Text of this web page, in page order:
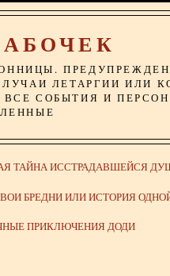
ЛЕТАРГИИ ИЛИ
СОБЫТИЯ И
ТАЙНА ИССТРАДАВШЕЙСЯ
БРЕДНИ ИЛИ ИСТОРИЯ
ПРИКЛЮЧЕНИЯ ДОДИ